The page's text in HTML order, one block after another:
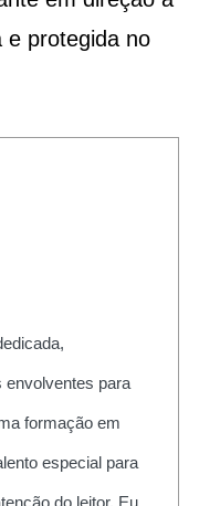
e protegida no
envolventes para
formação em
especial para
do leitor. Eu